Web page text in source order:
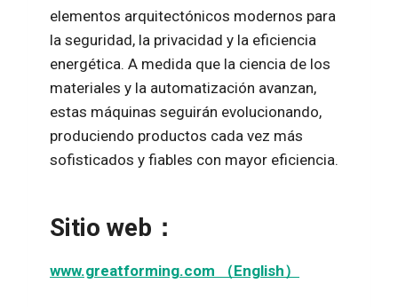
elementos arquitectónicos modernos para
la seguridad, la privacidad y la eficiencia
energética. A medida que la ciencia de los
materiales y la automatización avanzan,
estas máquinas seguirán evolucionando,
produciendo productos cada vez más
sofisticados y fiables con mayor eficiencia.
Sitio web：
www.greatforming.com （English）